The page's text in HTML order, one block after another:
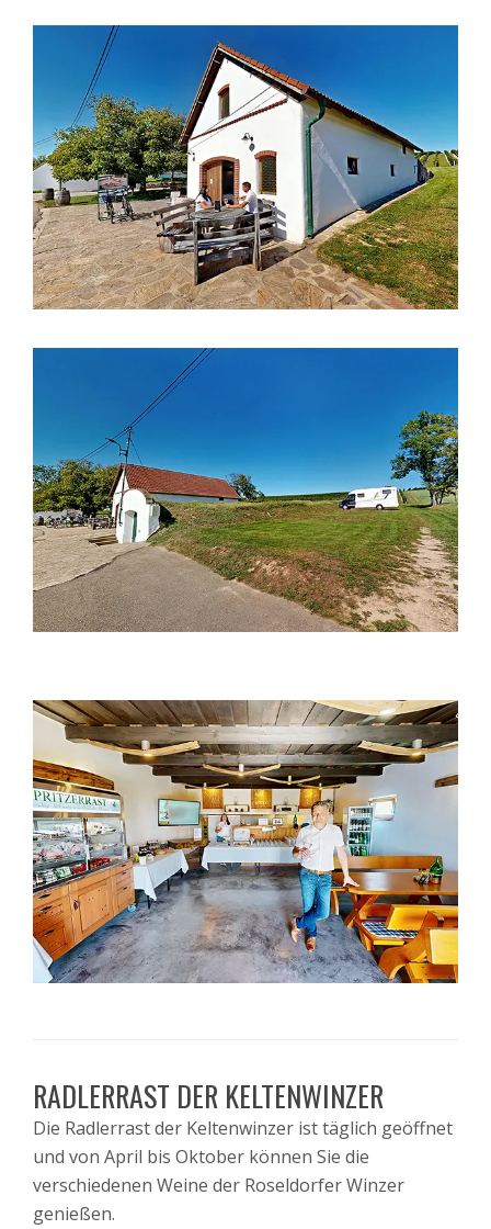
RADLERRAST DER KELTENWINZER
Die Radlerrast der Keltenwinzer ist täglich geöffnet
und von April bis Oktober können Sie die
verschiedenen Weine der Roseldorfer Winzer
genießen.